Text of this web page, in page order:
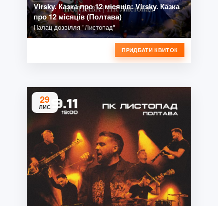
Virsky. Казка про 12 місяців: Virsky. Казка
про 12 місяців (Полтава)
Палац дозвілля "Листопад"
ПРИДБАТИ КВИТОК
29
ЛИС